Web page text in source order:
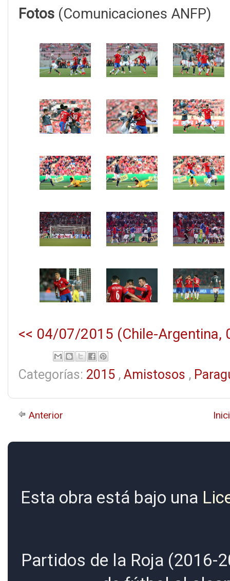
Fotos (Comunicaciones ANFP)
<< 04/07/2015 (Chile-Argentina,
Categorías: 2015 , Amistosos ,
Anterior
Esta obra está bajo una
Partidos de la Roja (2016-